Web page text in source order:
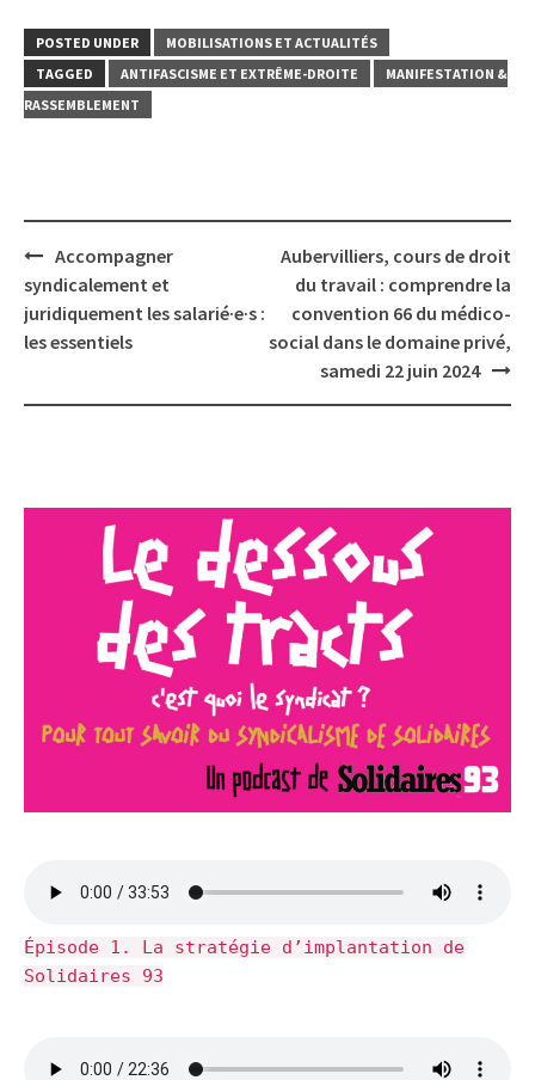
POSTED UNDER
MOBILISATIONS ET ACTUALITÉS
TAGGED
ANTIFASCISME ET EXTRÊME-DROITE
MANIFESTATION &
RASSEMBLEMENT
Post
navigation
Accompagner
syndicalement et
juridiquement les salarié·e·s :
les essentiels
Aubervilliers, cours de droit
du travail : comprendre la
convention 66 du médico-
social dans le domaine privé,
samedi 22 juin 2024
Épisode 1. La stratégie d’implantation de
Solidaires 93